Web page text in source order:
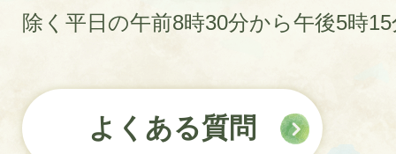
除く平日の午前8時30分から午後5時
よくある質問